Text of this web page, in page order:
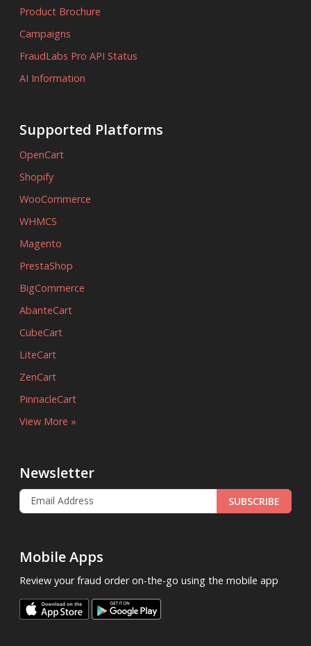
Product Brochure
Campaigns
FraudLabs Pro API Status
AI Information
Supported Platforms
OpenCart
Shopify
WooCommerce
WHMCS
Magento
PrestaShop
BigCommerce
AbanteCart
CubeCart
LiteCart
ZenCart
PinnacleCart
View More »
Newsletter
SUBSCRIBE
Mobile Apps
Review your fraud order on-the-go using the mobile app